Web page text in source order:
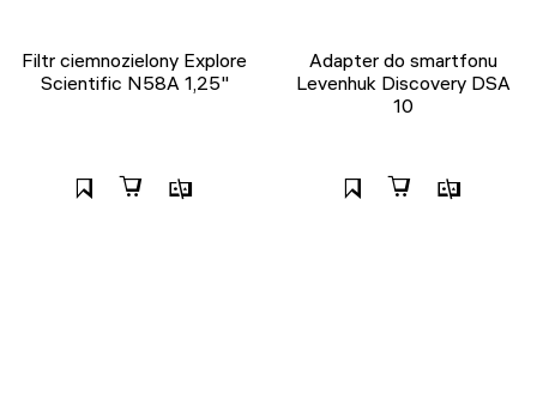
Filtr ciemnozielony Explore
Scientific N58A 1,25"
Adapter do smartfonu
Levenhuk Discovery DSA
10